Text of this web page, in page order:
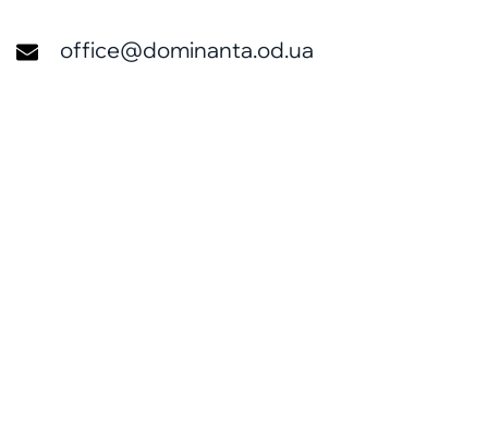
office@dominanta.od.ua